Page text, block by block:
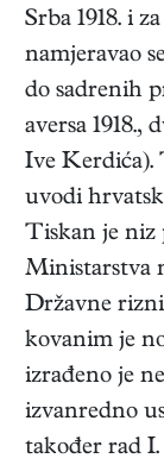
Srba 1918. i
namjeravao
do sadrenih
aversa 1918.,
Ive Kerdića).
uvodi
Tiskan je niz
Ministarstva
Državne
kovanim je
izrađeno je
izvanredno
također rad